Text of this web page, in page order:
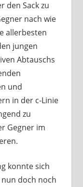
den Sack zu
nach wie
allerbesten
jungen
Abtauschs
und
in der c-Linie
zu
Gegner im
konnte sich
doch noch